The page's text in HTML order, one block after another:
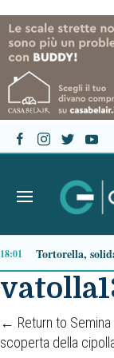
← Return to
scoperta della